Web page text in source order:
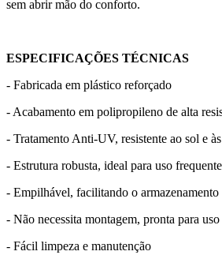
sem abrir mão do conforto.
ESPECIFICAÇÕES TÉCNICAS
- Fabricada em plástico reforçado
- Acabamento em polipropileno de alta
- Tratamento Anti-UV, resistente ao sol e
- Estrutura robusta, ideal para uso frequente
- Empilhável, facilitando o armazenamento
- Não necessita montagem, pronta para uso
- Fácil limpeza e manutenção